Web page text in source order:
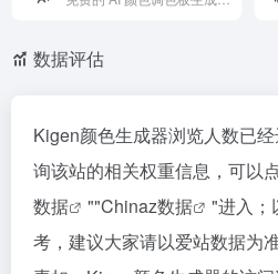
数据评估
Kigen颜色生成器浏览人数已
询该站的相关权重信息，可以
数据
""Chinaz数据
"进入；
考，建议大家请以爱站数据为